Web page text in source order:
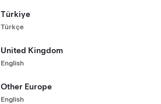
Türkiye
Türkçe
United Kingdom
English
Other Europe
English